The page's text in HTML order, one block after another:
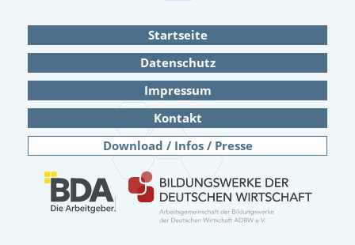
Startseite
Datenschutz
Impressum
Kontakt
Download / Infos / Presse